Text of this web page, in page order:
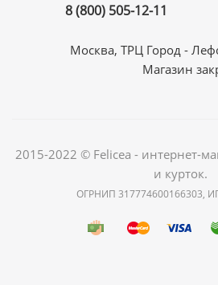
8 (800) 505-12-11
Москва, ТРЦ Город -
Магазин
2015-2022 © Felicea - интернет-
и курток.
ОГРНИП 317774600166303,